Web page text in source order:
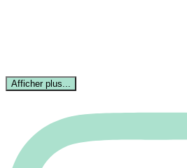
Afficher plus...